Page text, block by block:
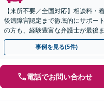
【来所不要／全国対応】相談料・
後遺障害認定まで徹底的にサポー
の方も、経験豊富な弁護士が最後
13拠点】お気軽にご相談ください
事例を見る(5件)
電話でお問い合わせ